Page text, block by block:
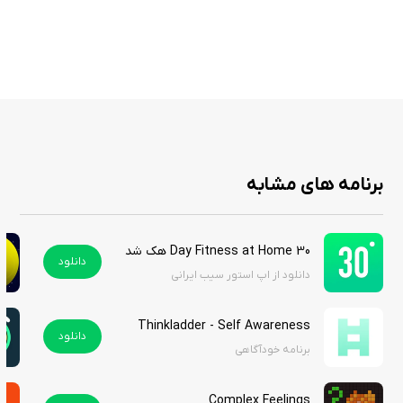
قدرتمند، که با هر جلسه، تمرکز و شادی‌تان را چند برابر می‌کند. اگر به دنبال
رویکرد علمی برای آرامش هستید، این برنامه زندگی‌تان را دگرگون می‌نماید. این
برنامه های مشابه
30 Day Fitness at Home هک شده
دانلود از اپ استور سیب ایرانی
دانلود
Thinkladder - Self Awareness
برنامه خودآگاهی
دانلود